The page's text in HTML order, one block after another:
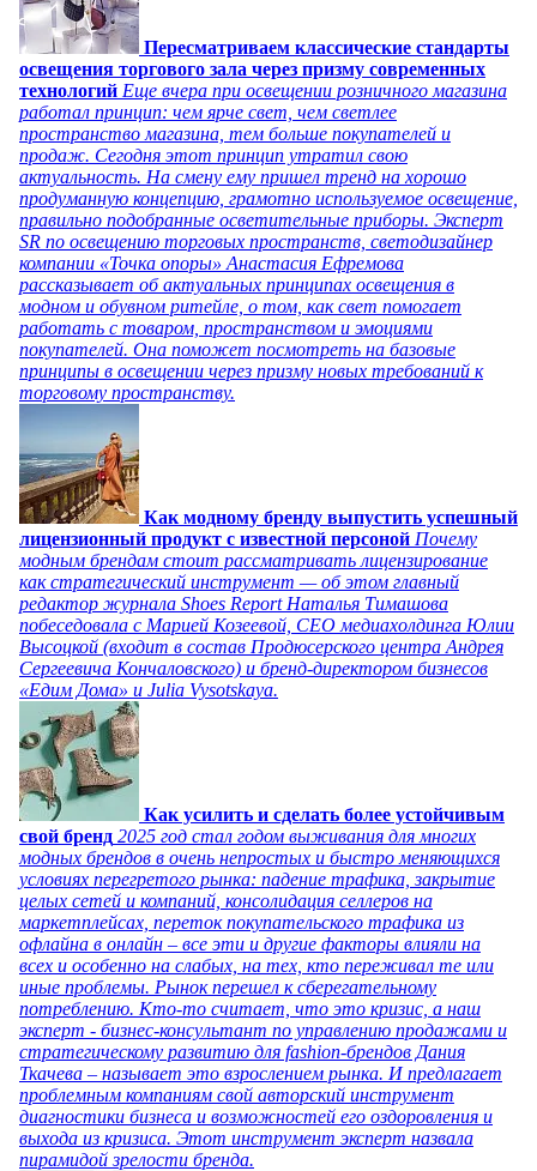
Пересматриваем классические стандарты
освещения торгового зала через призму современных
технологий Еще вчера при освещении розничного магазина
работал принцип: чем ярче свет, чем светлее
пространство магазина, тем больше покупателей и
продаж. Сегодня этот принцип утратил свою
актуальность. На смену ему пришел тренд на хорошо
продуманную концепцию, грамотно используемое освещение,
правильно подобранные осветительные приборы. Эксперт
SR по освещению торговых пространств, светодизайнер
компании «Точка опоры» Анастасия Ефремова
рассказывает об актуальных принципах освещения в
модном и обувном ритейле, о том, как свет помогает
работать с товаром, пространством и эмоциями
покупателей. Она поможет посмотреть на базовые
принципы в освещении через призму новых требований к
торговому пространству.
Как модному бренду выпустить успешный
лицензионный продукт с известной персоной Почему
модным брендам стоит рассматривать лицензирование
как стратегический инструмент — об этом главный
редактор журнала Shoes Report Наталья Тимашова
побеседовала с Марией Козеевой, СЕО медиахолдинга Юлии
Высоцкой (входит в состав Продюсерского центра Андрея
Сергеевича Кончаловского) и бренд-директором бизнесов
«Едим Дома» и Julia Vysotskaya.
Как усилить и сделать более устойчивым
свой бренд 2025 год стал годом выживания для многих
модных брендов в очень непростых и быстро меняющихся
условиях перегретого рынка: падение трафика, закрытие
целых сетей и компаний, консолидация селлеров на
маркетплейсах, переток покупательского трафика из
офлайна в онлайн – все эти и другие факторы влияли на
всех и особенно на слабых, на тех, кто переживал те или
иные проблемы. Рынок перешел к сберегательному
потреблению. Кто-то считает, что это кризис, а наш
эксперт - бизнес-консультант по управлению продажами и
стратегическому развитию для fashion-брендов Дания
Ткачева – называет это взрослением рынка. И предлагает
проблемным компаниям свой авторский инструмент
диагностики бизнеса и возможностей его оздоровления и
выхода из кризиса. Этот инструмент эксперт назвала
пирамидой зрелости бренда.